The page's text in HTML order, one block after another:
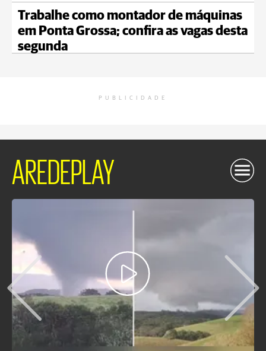
Trabalhe como montador de máquinas
em Ponta Grossa; confira as vagas desta
segunda
PUBLICIDADE
AREDEPLAY